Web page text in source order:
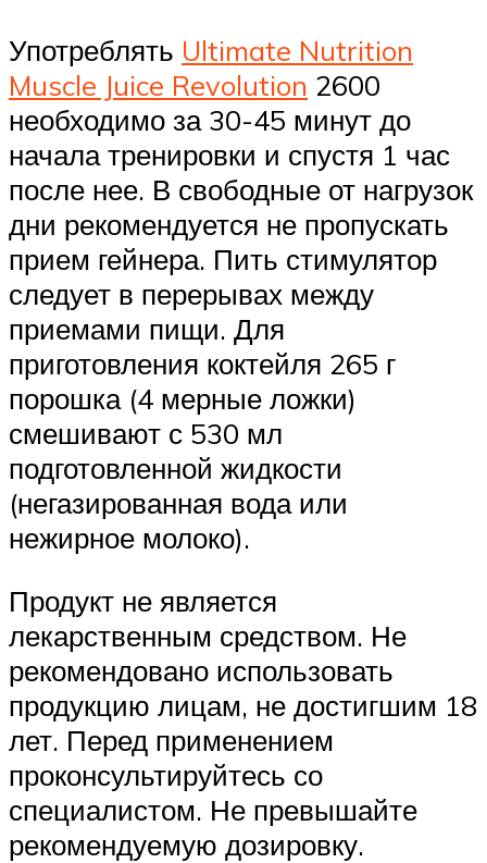
Употреблять Ultimate Nutrition
Muscle Juice Revolution 2600
необходимо за 30-45 минут до
начала тренировки и спустя 1 час
после нее. В свободные от нагрузок
дни рекомендуется не пропускать
прием гейнера. Пить стимулятор
следует в перерывах между
приемами пищи. Для
приготовления коктейля 265 г
порошка (4 мерные ложки)
смешивают с 530 мл
подготовленной жидкости
(негазированная вода или
нежирное молоко).
Продукт не является
лекарственным средством. Не
рекомендовано использовать
продукцию лицам, не достигшим 18
лет. Перед применением
проконсультируйтесь со
специалистом. Не превышайте
рекомендуемую дозировку.